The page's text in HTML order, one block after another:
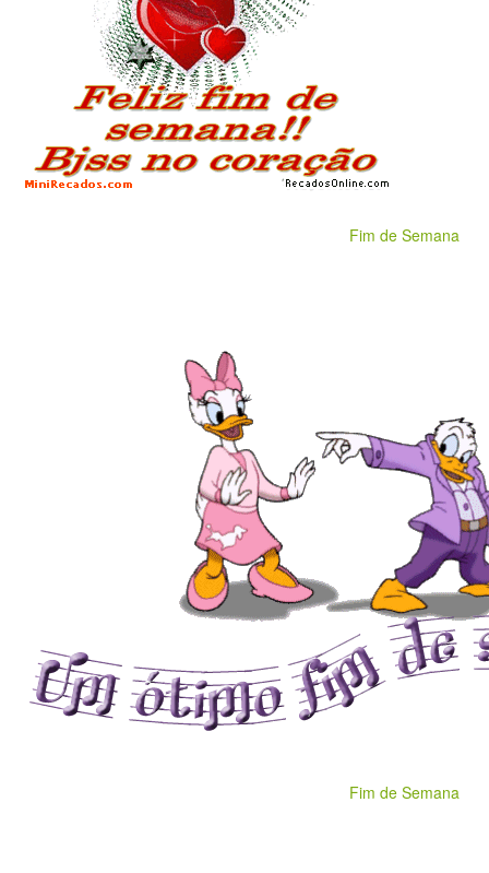
Fim de Semana
Fim de Semana